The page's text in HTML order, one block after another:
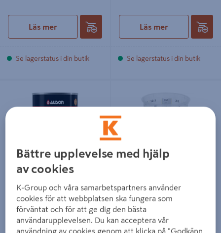
Läs mer
Se lagerstatus i din butik
Läs mer
Se lagerstatus i din butik
SVARTBRUNTJÄRA AUSON
66 kr/ ST 9 kr/ ST
Bättre upplevelse med hjälp
av cookies
K-Group och våra samarbetspartners använder
cookies för att webbplatsen ska fungera som
förväntat och för att ge dig den bästa
användarupplevelsen. Du kan acceptera vår
användning av cookies genom att klicka på "Godkänn